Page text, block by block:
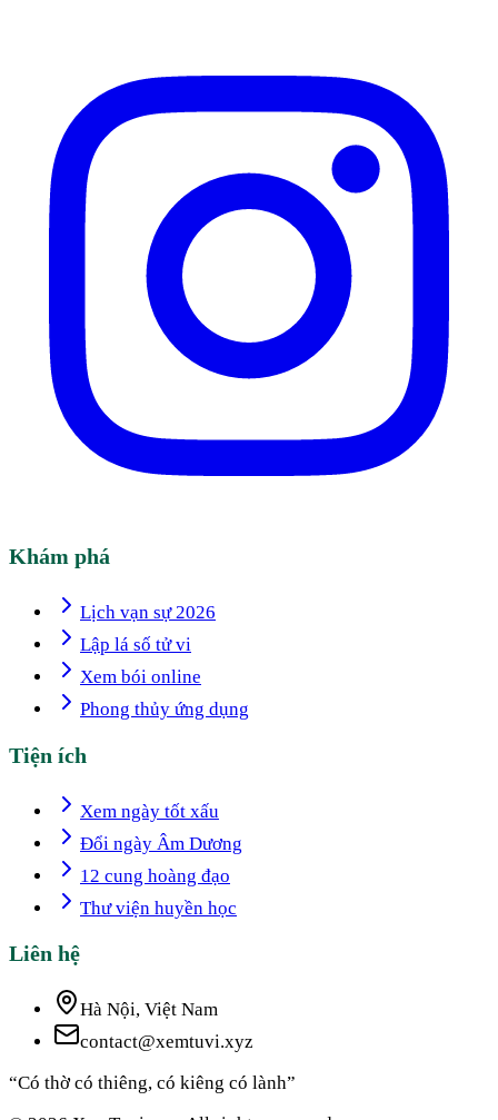
Khám phá
Lịch vạn sự 2026
Lập lá số tử vi
Xem bói online
Phong thủy ứng dụng
Tiện ích
Xem ngày tốt xấu
Đổi ngày Âm Dương
12 cung hoàng đạo
Thư viện huyền học
Liên hệ
Hà Nội, Việt Nam
contact@xemtuvi.xyz
“Có thờ có thiêng, có kiêng có lành”